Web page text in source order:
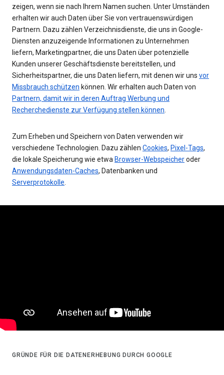
zeigen, wenn sie nach Ihrem Namen suchen. Unter Umständen
erhalten wir auch Daten über Sie von vertrauenswürdigen
Partnern. Dazu zählen Verzeichnisdienste, die uns in Google-
Diensten anzuzeigende Informationen zu Unternehmen
liefern, Marketingpartner, die uns Daten über potenzielle
Kunden unserer Geschäftsdienste bereitstellen, und
Sicherheitspartner, die uns Daten liefern, mit denen wir uns vor
Missbrauch schützen können. Wir erhalten auch Daten von
Partnern, damit wir in deren Auftrag Werbung und
Recherchedienste zur Verfügung stellen können
Zum Erheben und Speichern von Daten verwenden wir
verschiedene Technologien. Dazu zählen Cookies, Pixel-Tags,
die lokale Speicherung wie etwa Browser-Webspeicheroder
Anwendungsdaten-Caches, Datenbanken und
Serverprotokolle
GRÜNDE FÜR DIE DATENERHEBUNG DURCH GOOGLE